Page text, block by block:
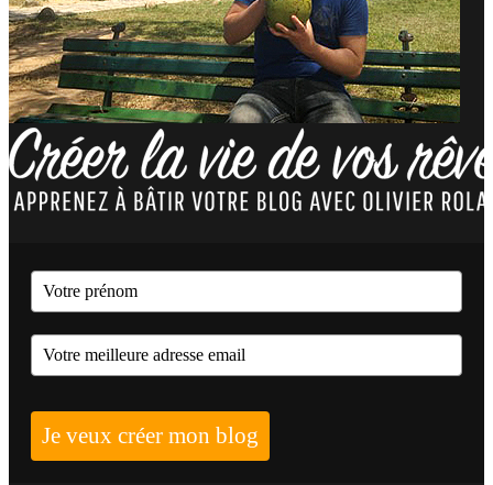
Je veux créer mon blog